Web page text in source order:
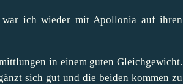
war ich wieder mit Apollonia auf ihren
in einem guten Gleichgewicht.
sich gut und die beiden kommen zu